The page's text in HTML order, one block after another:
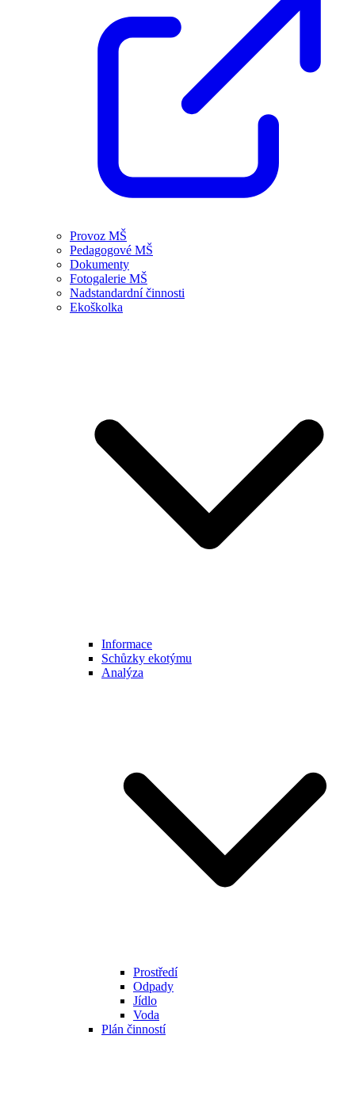
Provoz MŠ
Pedagogové MŠ
Dokumenty
Fotogalerie MŠ
Nadstandardní činnosti
Ekoškolka
Informace
Schůzky ekotýmu
Analýza
Prostředí
Odpady
Jídlo
Voda
Plán činností